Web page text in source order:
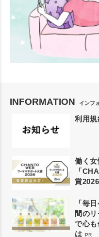
INFORMATION インフ
利用
働く
「
賞
「毎
間の
で心
は PR